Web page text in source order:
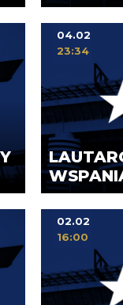
04.02
23:34
02.02
16:00